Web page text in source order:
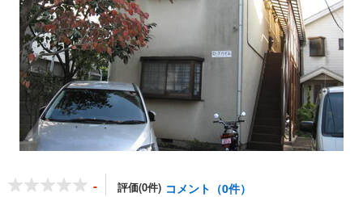
- 評価(0件) コメント（0件）